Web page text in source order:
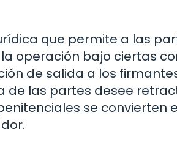
que permite a las
operación bajo ciertas
de salida a los
de las partes desee
se